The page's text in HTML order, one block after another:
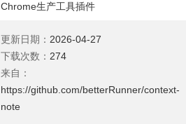
Chrome生产工具插件
更新日期： 2026-04-27
下载次数： 274
来自：
https://github.com/betterRunner/context-
note